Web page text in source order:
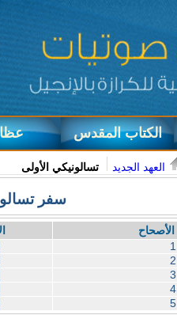
الكتاب المقدس
العهد الجديد تسالونيكي الأولى
سفر
الأصحاح
1
2
3
4
5